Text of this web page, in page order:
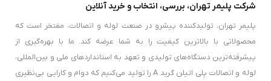
این سایز استفاده می‌شود.
لوله پلیکا 160 میلی‌متر (6 اینچ)
: برای خطوط اصلی فاضلاب در پروژه‌های
بزرگ مانند برج‌ها، مجتمع‌های مسکونی و پروژه‌های صنعتی استفاده
شرکت پلیمر تهران، بررسی، انتخاب و خرید آنلاین
پلیمر تهران، تولیدکننده پیشرو در صنعت لوله و اتصالات، مفتخر است که
محصولاتی با بالاترین کیفیت را به شما عرضه کند. ما با بهره‌گیری از
پیشرفته‌ترین دستگاه‌های تولیدی و تعهد به استانداردهای ملی و بین‌المللی،
لوله و اتصالات پلی اتیلن گرید A را تولید می‌کنیم که دوام و کارایی بی‌نظیری